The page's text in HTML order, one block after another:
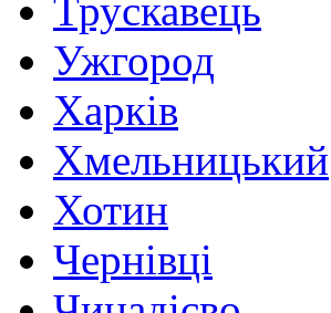
Трускавець
Ужгород
Харків
Хмельницький
Хотин
Чернівці